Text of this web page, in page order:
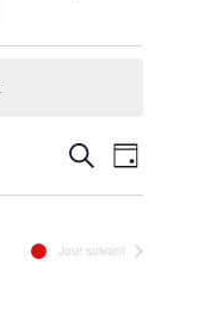
et
Recherche
de
Jour
Jour suivant